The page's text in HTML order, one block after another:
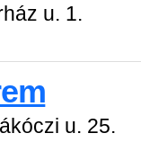
u. 1.
u. 25.